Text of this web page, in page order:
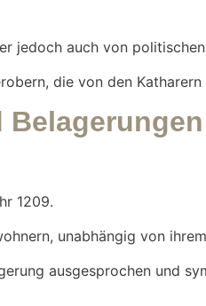
jedoch auch von
die von den
Belagerungen
1209.
unabhängig von
ausgesprochen und